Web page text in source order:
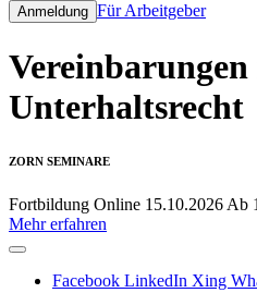
Anmeldung Für Arbeitgeber
Unterhaltsrecht
ZORN SEMINARE
Fortbildung Online 15.10.2026 Ab
Mehr erfahren
Facebook LinkedIn Xing